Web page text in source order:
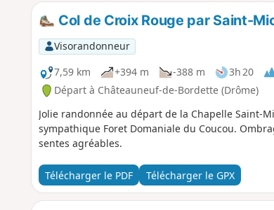
Col de Croix Rouge par Saint-
Visorandonneur
7,59 km
+394 m -388 m 3h 20
Départ à Châteauneuf-de-Bordette (Drôme)
Jolie randonnée au départ de la Chapelle Saint-
sympathique Foret Domaniale du Coucou.
sentes agréables.
Télécharger le PDF Télécharger le GPX